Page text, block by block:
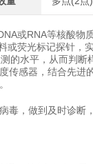
或RNA等核酸物
荧光标记探针，
的水平，从而判
传感器，结合先进
毒，做到及时诊断